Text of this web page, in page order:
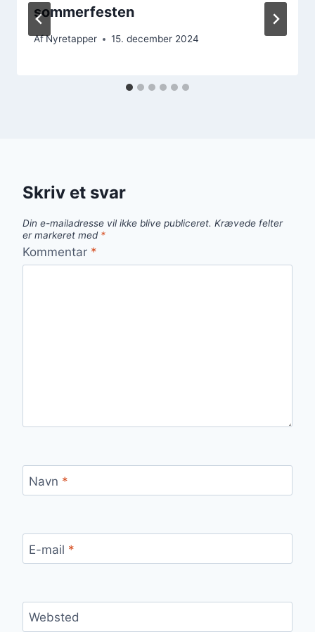
sommerfesten
AfNyretapper 15. december 2024
Skriv et svar
Din e-mailadresse vil ikke blive publiceret. Krævede felter
er markeret med *
Kommentar *
Navn *
E-mail *
Websted